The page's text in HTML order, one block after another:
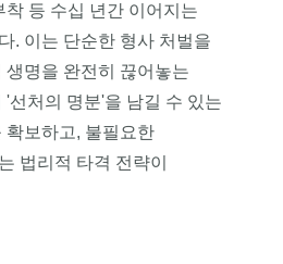
등 수십 년간 이어지는
. 이는 단순한 형사 처벌을
생명을 완전히 끊어놓는
선처의 명분'을 남길 수 있는
확보하고, 불필요한
법리적 타격 전략이